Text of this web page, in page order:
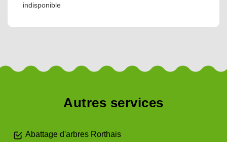
indisponible
Autres services
Abattage d'arbres Rorthais